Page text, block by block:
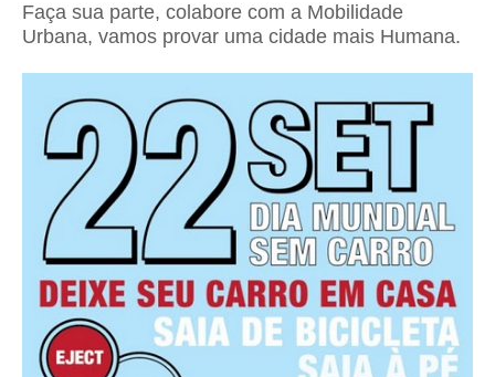
Faça sua parte, colabore com a Mobilidade
Urbana, vamos provar uma cidade mais Humana.